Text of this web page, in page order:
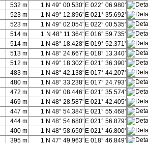
532 m 1 N 49° 00.530' E 022° 06.980'
523 m 1 N 49° 12.896' E 021° 35.692'
523 m 1 N 49° 02.054' E 022° 00.535'
514 m 1 N 48° 11.364' E 016° 59.735'
514 m 1 N 48° 18.428' E 019° 52.371'
513 m 1 N 48° 24.667' E 018° 13.340'
512 m 1 N 49° 18.302' E 021° 36.390'
483 m 1 N 48° 42.138' E 017° 44.207'
480 m 1 N 48° 33.238' E 017° 24.793'
472 m 1 N 49° 08.446' E 021° 35.574'
469 m 1 N 48° 28.587' E 021° 42.405'
447 m 1 N 48° 54.384' E 021° 55.468'
444 m 1 N 48° 54.680' E 021° 56.879'
400 m 1 N 48° 58.650' E 021° 46.800'
395 m 1 N 47° 49.963' E 018° 46.849'